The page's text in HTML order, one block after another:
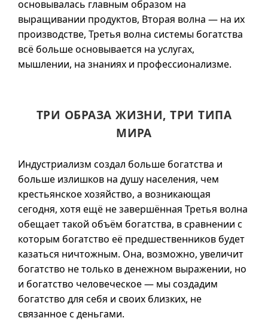
основывалась главным образом на
выращивании продуктов, Вторая волна — на их
производстве, Третья волна системы богатства
всё больше основывается на услугах,
мышлении, на знаниях и профессионализме.
ТРИ ОБРАЗА ЖИЗНИ, ТРИ ТИПА
МИРА
Индустриализм создал больше богатства и
больше излишков на душу населения, чем
крестьянское хозяйство, а возникающая
сегодня, хотя ещё не завершённая Третья волна
обещает такой объём богатства, в сравнении с
которым богатство её предшественников будет
казаться ничтожным. Она, возможно, увеличит
богатство не только в денежном выражении, но
и богатство человеческое — мы создадим
богатство для себя и своих близких, не
связанное с деньгами.